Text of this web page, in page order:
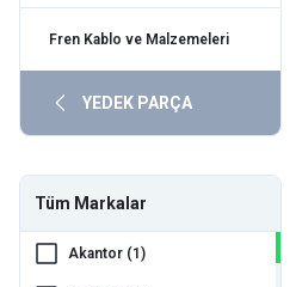
Shimano
Würth
Fren Kablo ve Malzemeleri
YEDEK PARÇA
Tüm Markalar
Akantor (1)